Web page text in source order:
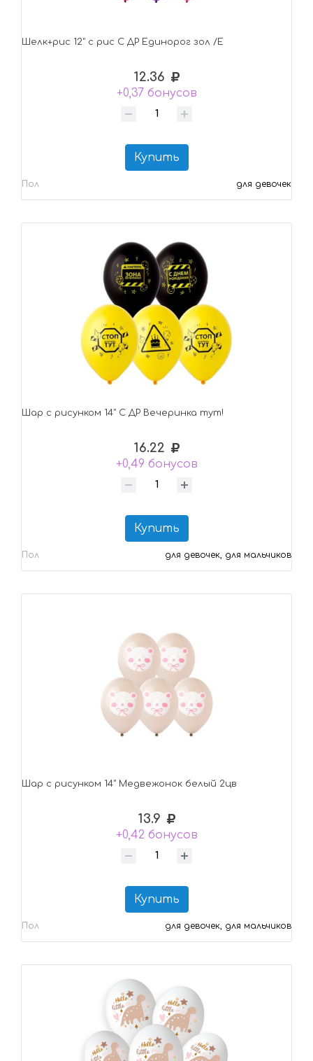
Шелк+рис 12" с рис С ДР Единорог зол /Е
12.36
+0,37 бонусов
Купить
Пол для девочек
Шар с рисунком 14" С ДР Вечеринка тут!
16.22
+0,49 бонусов
Купить
Пол для девочек, для мальчиков
Шар с рисунком 14" Медвежонок белый 2цв
13.9
+0,42 бонусов
Купить
Пол для девочек, для мальчиков